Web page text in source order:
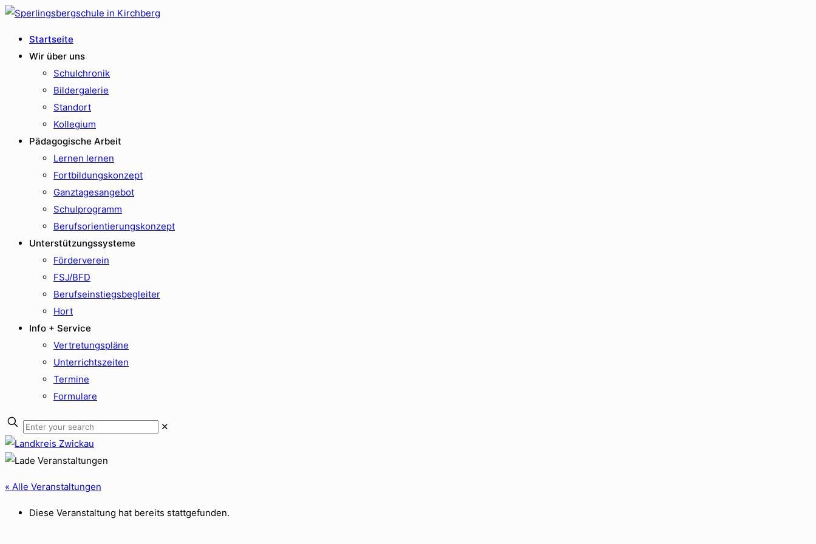
Startseite
Wir über uns
Schulchronik
Bildergalerie
Standort
Kollegium
Pädagogische Arbeit
Lernen lernen
Fortbildungskonzept
Ganztagesangebot
Schulprogramm
Berufsorientierungskonzept
Unterstützungssysteme
Förderverein
FSJ/BFD
Berufseinstiegsbegleiter
Hort
Info + Service
Vertretungspläne
Unterrichtszeiten
Termine
Formulare
✕
« Alle Veranstaltungen
Diese Veranstaltung hat bereits stattgefunden.